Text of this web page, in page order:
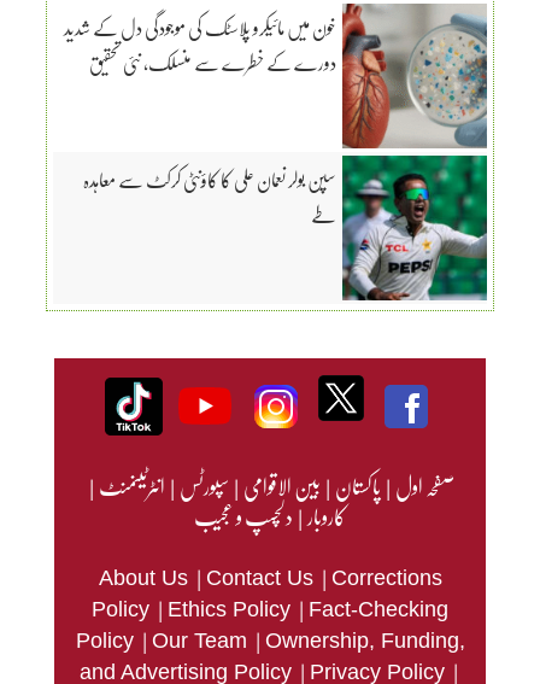
خون میں مائیکرو پلاسٹک کی موجودگی دل کے شدید
دورے کے خطرے سے منسلک، نئی تحقیق
سپن بولر نعمان علی کا کاؤنٹی کرکٹ سے معاہدہ
طے
صفحہ اول|پاکستان|بین الاقوامی|سپورٹس|انٹرٹینمنٹ|
کاروبار|دلچسپ و عجیب
About Us | Contact Us | Corrections
Policy | Ethics Policy | Fact-Checking
Policy | Our Team | Ownership, Funding,
and Advertising Policy | Privacy Policy |